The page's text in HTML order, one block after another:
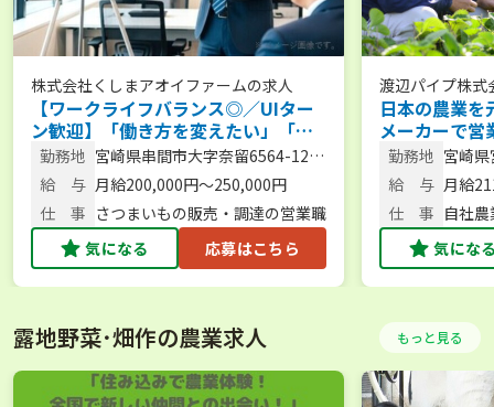
株式会社くしまアオイファームの求人
【ワークライフバランス◎／UIター
ン歓迎】「働き方を変えたい」「営
業の経験を磨きたい方」必見！販路
開拓をするさつまいも営業（営業職
／宮崎勤務）
勤務地 宮崎県串間市大字奈留6564-12
（本社）
給 与 月給200,000円～250,000円
仕 事 さつまいもの販売・調達の営業職
気になる
応募はこちら
渡辺パイプ株式
日本の農業を
メーカーで営
【年間休日
勤務地 宮崎
給 与 月給
仕 事 自社
連商
気にな
露地野菜･畑作の農業求人 もっと見る